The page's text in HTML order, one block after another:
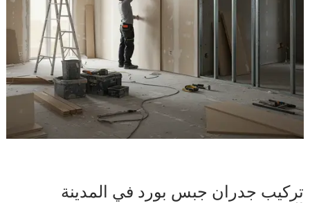
تركيب جدران جبس بورد في المدينة